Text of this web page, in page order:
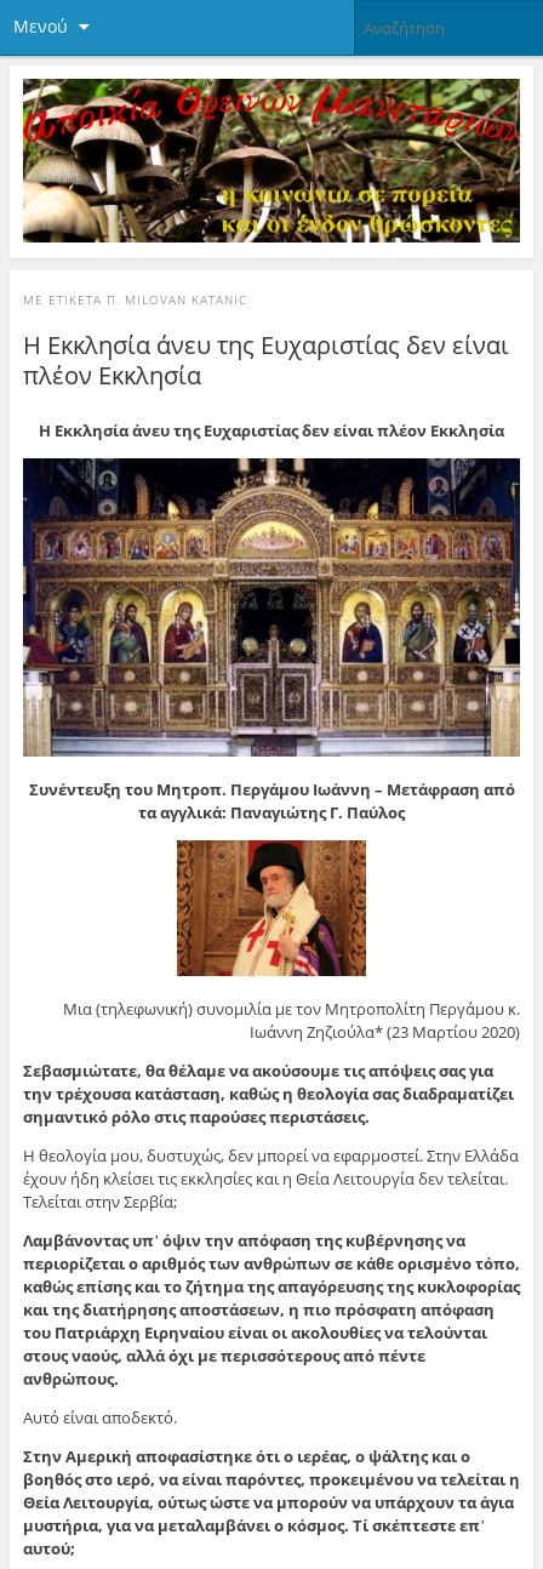
Μενού
ΜΕ ΕΤΙΚΈΤΑ Π. MILOVAN KATANIC
Η Εκκλησία άνευ της Ευχαριστίας δεν είναι
πλέον Εκκλησία
Η Εκκλησία άνευ της Ευχαριστίας δεν είναι πλέον Εκκλησία
Συνέντευξη του Μητροπ. Περγάμου Ιωάννη – Μετάφραση από
τα αγγλικά: Παναγιώτης Γ. Παύλος
Μια (τηλεφωνική) συνομιλία με τον Μητροπολίτη Περγάμου κ.
Ιωάννη Ζηζιούλα* (23 Μαρτίου 2020)
Σεβασμιώτατε, θα θέλαμε να ακούσουμε τις απόψεις σας για
την τρέχουσα κατάσταση, καθώς η θεολογία σας διαδραματίζει
σημαντικό ρόλο στις παρούσες περιστάσεις.
Η θεολογία μου, δυστυχώς, δεν μπορεί να εφαρμοστεί. Στην Ελλάδα
έχουν ήδη κλείσει τις εκκλησίες και η Θεία Λειτουργία δεν τελείται.
Τελείται στην Σερβία;
Λαμβάνοντας υπ᾽ όψιν την απόφαση της κυβέρνησης να
περιορίζεται ο αριθμός των ανθρώπων σε κάθε ορισμένο τόπο,
καθώς επίσης και το ζήτημα της απαγόρευσης της κυκλοφορίας
και της διατήρησης αποστάσεων, η πιο πρόσφατη απόφαση
του Πατριάρχη Ειρηναίου είναι οι ακολουθίες να τελούνται
στους ναούς, αλλά όχι με περισσότερους από πέντε
ανθρώπους.
Αυτό είναι αποδεκτό.
Στην Αμερική αποφασίστηκε ότι ο ιερέας, ο ψάλτης και ο
βοηθός στο ιερό, να είναι παρόντες, προκειμένου να τελείται η
Θεία Λειτουργία, ούτως ώστε να μπορούν να υπάρχουν τα άγια
μυστήρια, για να μεταλαμβάνει ο κόσμος. Τί σκέπτεστε επ᾽
αυτού;